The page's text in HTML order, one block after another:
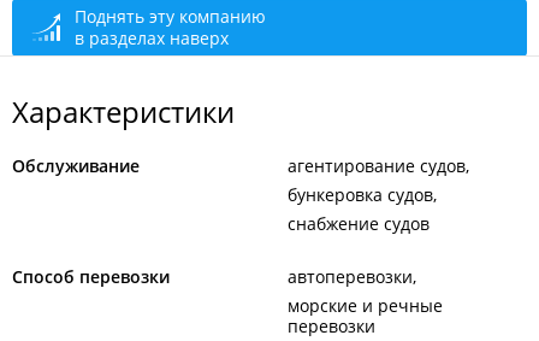
сегодня закрыто
Поднять эту компанию
в разделах наверх
Характеристики
Обслуживание
агентирование судов
бункеровка судов
снабжение судов
Способ перевозки
автоперевозки
морские и речные
перевозки